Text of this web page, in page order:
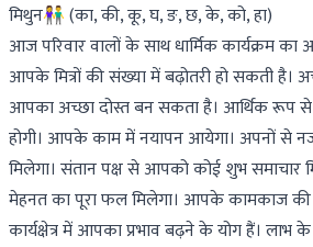
मिथुन👫 (का, की, कू, घ, ङ, छ, के, को, हा)
आज परिवार वालों के साथ धार्मिक कार्यक्रम
आपके मित्रों की संख्या में बढ़ोतरी हो सकती है।
आपका अच्छा दोस्त बन सकता है। आर्थिक रूप से
होगी। आपके काम में नयापन आयेगा। अपनों से
मिलेगा। संतान पक्ष से आपको कोई शुभ समाचार
मेहनत का पूरा फल मिलेगा। आपके कामकाज की
कार्यक्षेत्र में आपका प्रभाव बढ़ने के योग हैं। लाभ के